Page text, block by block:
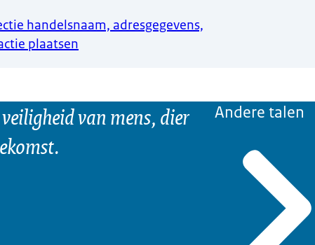
handelsnaam, adresgegevens,
plaatsen
van mens, dier
Andere talen